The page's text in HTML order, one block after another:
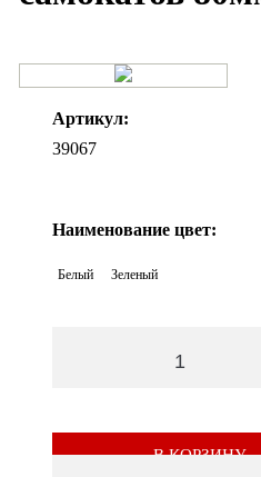
Артикул:
39067
Наименование цвет:
Белый Зеленый
В КОРЗИНУ